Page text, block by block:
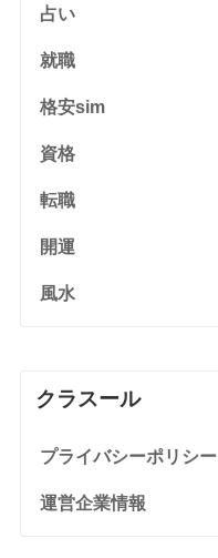
占い
就職
格安sim
資格
転職
開運
風水
クラスール
プライバシーポリシー
運営企業情報